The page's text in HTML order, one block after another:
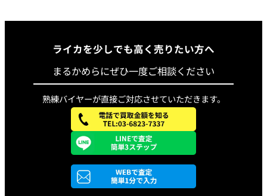
ライカを少しでも高く売りたい方へ
まるかめらにぜひ一度ご相談ください
熟練バイヤーが直接ご対応させていただきます。